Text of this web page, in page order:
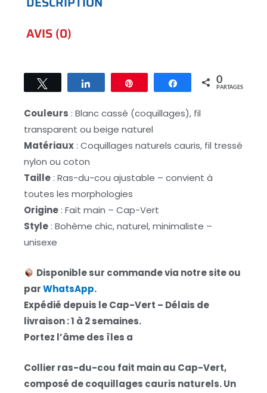
AVIS (0)
Tweetez Partagez Partagez 0
PARTAGES
Couleurs : Blanc cassé (coquillages), fil
transparent ou beige naturel
Matériaux: Coquillages naturels cauris, fil tressé
nylon ou coton
Taille: Ras-du-cou ajustable – convient à
toutes les morphologies
Origine: Fait main – Cap-Vert
Style: Bohème chic, naturel, minimaliste –
unisexe
Disponible sur commande via notre site ou
parWhatsApp.
Expédié depuis le Cap-Vert – Délais de
livraison : 1 à 2 semaines.
Portez l’âme des îles a
Collier ras-du-cou fait main au Cap-Vert,
composé de coquillages cauris naturels. Un